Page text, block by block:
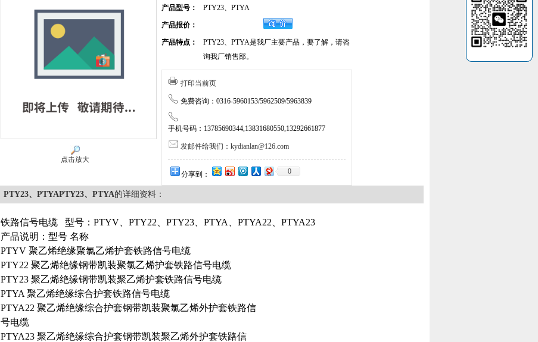
点击放大
产品型号： PTY23、PTYA
产品报价：
产品特点：
PTY23、PTYA是我厂主要产品，要了解，请咨
询我厂销售部。
打印当前页
免费咨询：0316-5960153/5962509/5963839
手机号码：13785690344,13831680550,13292661877
发邮件给我们：kydianlan@126.com
分享到： 0
PTY23、PTYAPTY23、PTYA的详细资料：
铁路信号电缆
型号：PTYV、PTY22、PTY23、PTYA、PTYA22、PTYA23
产品说明：型号 名称
PTYV 聚乙烯绝缘聚氯乙烯护套铁路信号电缆
PTY22 聚乙烯绝缘钢带凯装聚氯乙烯护套铁路信号电缆
PTY23 聚乙烯绝缘钢带凯装聚乙烯护套铁路信号电缆
PTYA 聚乙烯绝缘综合护套铁路信号电缆
PTYA22 聚乙烯绝缘综合护套钢带凯装聚氯乙烯外护套铁路信
号电缆
PTYA23 聚乙烯绝缘综合护套钢带凯装聚乙烯外护套铁路信